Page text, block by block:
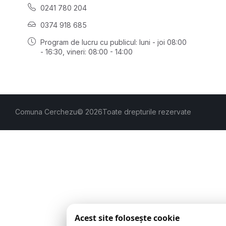
0241 780 204
0374 918 685
Program de lucru cu publicul: luni - joi 08:00
- 16:30 , vineri: 08:00 - 14:00
Comuna Cerchezu© 2026Toate drepturile rezervate
Acest site folosește cookie